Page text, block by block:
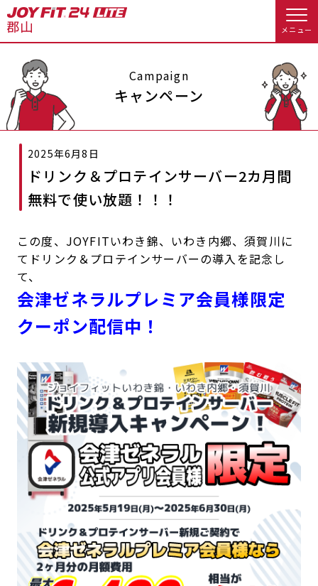
メニュー
店舗トップ
会員様向けのご案内
会員の方へトップ
会員様へのお知らせ
アクセス 店舗情報・サービス
よくあるご質問 店舗へのお問い合わせ
入会のお手続きをする
Appで入会手続き料金・サービス等詳しく見る
入会を悩まれている方へトップ
キャンペーン
アクセス 店舗情報・サービス
見学・体験 スタジオプログラム情報
入会方法 よくあるご質問
店舗へのお問い合わせ
JOYFIT総合トップ
JOYFIT+ 店舗を探す
Campaign
キャンペーン
2025年6月8日
ドリンク＆プロテインサーバー2カ月間
無料で使い放題！！！
この度、JOYFITいわき錦、いわき内郷、須賀川に
てドリンク＆プロテインサーバーの導入を記念し
て、
会津ゼネラルプレミア会員様限定
クーポン配信中！